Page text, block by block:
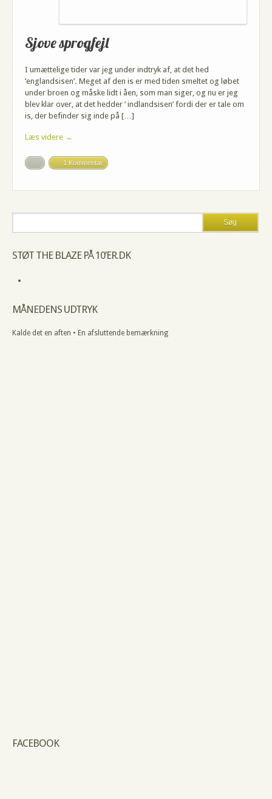
Sjove sprogfejl
I umættelige tider var jeg under indtryk af, at det hed
’englandsisen’. Meget af den is er med tiden smeltet og løbet
under broen og måske lidt i åen, som man siger, og nu er jeg
blev klar over, at det hedder ’ indlandsisen’ fordi der er tale om
is, der befinder sig inde på […]
Læs videre →
1 Kommentar
STØT THE BLAZE PÅ 10’ER.DK
MÅNEDENS UDTRYK
Kalde det en aften • En afsluttende bemærkning
FACEBOOK